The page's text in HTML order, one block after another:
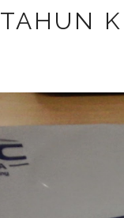
TAHUN